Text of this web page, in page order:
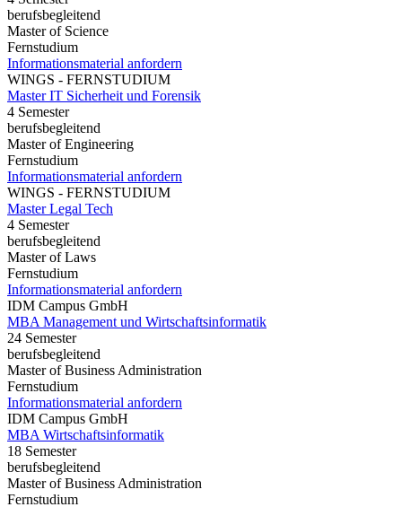
berufsbegleitend
Master of Science
Fernstudium
Informationsmaterial anfordern
WINGS - FERNSTUDIUM
Master IT Sicherheit und Forensik
4 Semester
berufsbegleitend
Master of Engineering
Fernstudium
Informationsmaterial anfordern
WINGS - FERNSTUDIUM
Master Legal Tech
4 Semester
berufsbegleitend
Master of Laws
Fernstudium
Informationsmaterial anfordern
IDM Campus GmbH
MBA Management und Wirtschaftsinformatik
24 Semester
berufsbegleitend
Master of Business Administration
Fernstudium
Informationsmaterial anfordern
IDM Campus GmbH
MBA Wirtschaftsinformatik
18 Semester
berufsbegleitend
Master of Business Administration
Fernstudium